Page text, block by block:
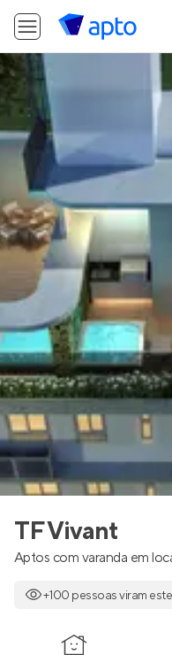
TF Vivant
Aptos com varanda em
+100 pessoas viram